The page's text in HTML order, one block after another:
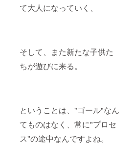
て大人になっていく、
そして、また新たな子供た
ちが遊びに来る。
ということは、"ゴール"なん
てものはなく、常に"プロセ
ス"の途中なんですよね。